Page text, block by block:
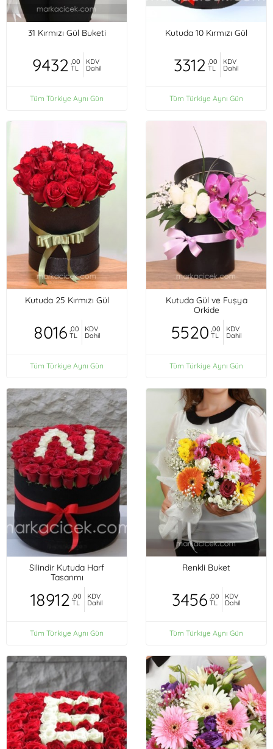
31 Kırmızı Gül Buketi
9432 ,00
TL
KDV
Dahil
Tüm Türkiye Aynı Gün
Kutuda 10 Kırmızı Gül
3312 ,00
TL
KDV
Dahil
Tüm Türkiye Aynı Gün
Kutuda 25 Kırmızı Gül
8016 ,00
TL
KDV
Dahil
Tüm Türkiye Aynı Gün
Kutuda Gül ve Fuşya
Orkide
5520 ,00
TL
KDV
Dahil
Tüm Türkiye Aynı Gün
Silindir Kutuda Harf
Tasarımı
18912 ,00
TL
KDV
Dahil
Tüm Türkiye Aynı Gün
Renkli Buket
3456 ,00
TL
KDV
Dahil
Tüm Türkiye Aynı Gün